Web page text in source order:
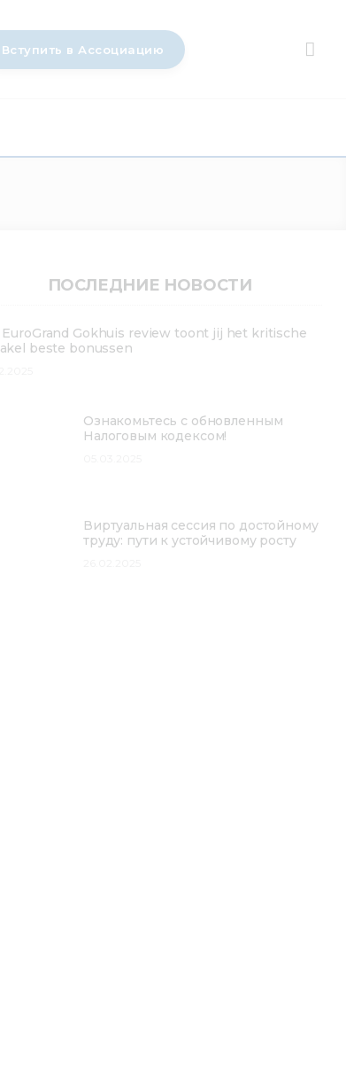
Вступить в Ассоциацию
ПОСЛЕДНИЕ НОВОСТИ
EuroGrand Gokhuis review toont jij het kritische
beste bonussen
Ознакомьтесь с обновленным
Налоговым кодексом!
Виртуальная сессия по достойному
труду: пути к устойчивому росту